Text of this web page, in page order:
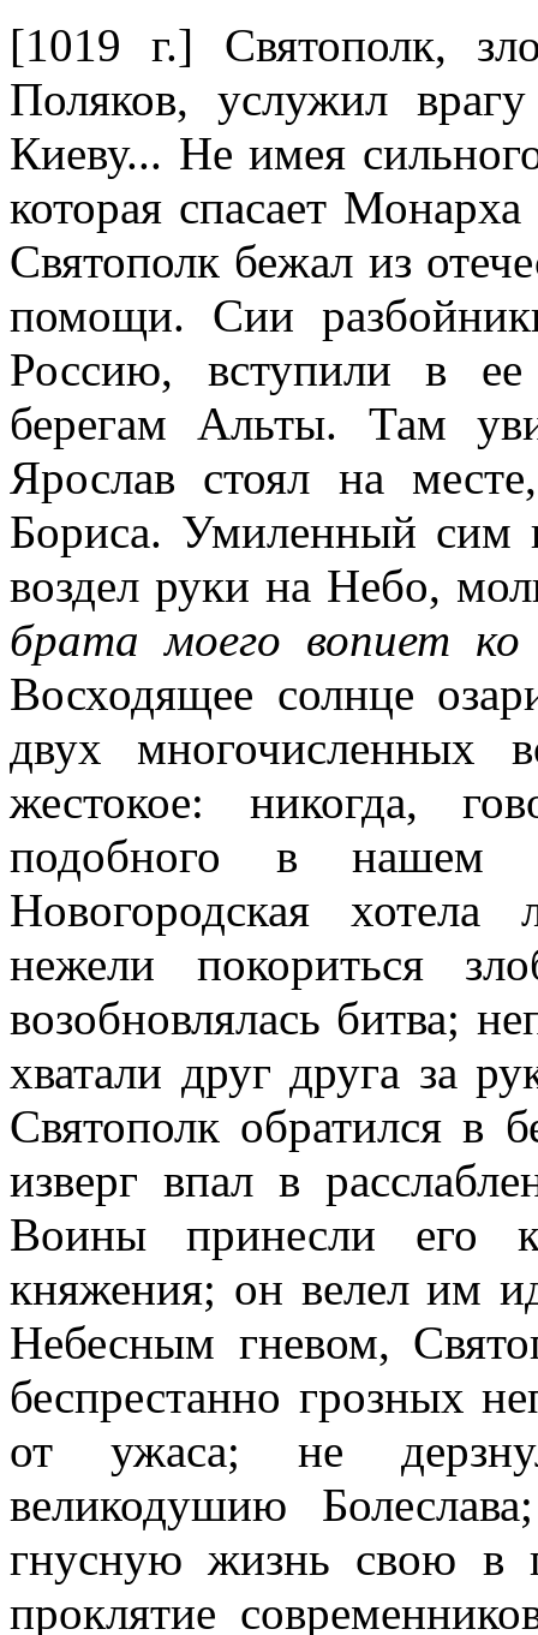
[1019 г.] Святополк,
Поляков, услужил
Киеву... Не имея
которая спасает
Святополк бежал из
помощи. Сии
Россию, вступили в
берегам Альты. Там
Ярослав стоял на
Бориса. Умиленный сим
воздел руки на Небо,
брата моего вопиет
Восходящее солнце
двух многочисленных
жестокое: никогда,
подобного в нашем
Новогородская
нежели покориться
возобновлялась битва;
хватали друг друга за
Святополк обратился в
изверг впал в
Воины принесли его к
княжения; он велел им
Небесным гневом,
беспрестанно грозных
от ужаса; не
великодушию
гнусную жизнь свою в
проклятие